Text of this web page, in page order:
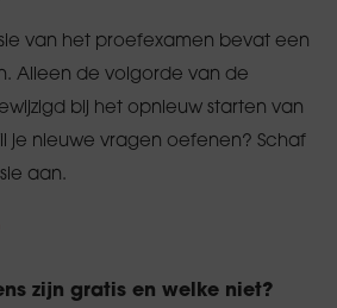
van het proefexamen bevat een
Alleen de volgorde van de
bij het opnieuw starten van
je nieuwe vragen oefenen? Schaf
aan.
zijn gratis en welke niet?